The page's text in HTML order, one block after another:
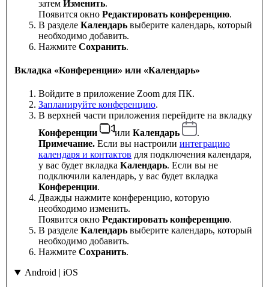
затем Изменить.
Появится окно Редактировать конференцию.
В разделе Календарь выберите календарь, который
необходимо добавить.
Нажмите Сохранить.
Вкладка «Конференции» или «Календарь»
Войдите в приложение Zoom для ПК.
Запланируйте конференцию.
В верхней части приложения перейдите на вкладку
Конференции
или Календарь
.
Примечание. Если вы настроили интеграцию
календаря и контактов для подключения календаря,
у вас будет вкладка Календарь. Если вы не
подключили календарь, у вас будет вкладка
Конференции.
Дважды нажмите конференцию, которую
необходимо изменить.
Появится окно Редактировать конференцию.
В разделе Календарь выберите календарь, который
необходимо добавить.
Нажмите Сохранить.
Android | iOS